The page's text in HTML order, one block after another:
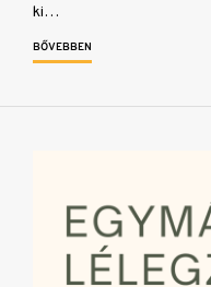
ki…
BŐVEBBEN